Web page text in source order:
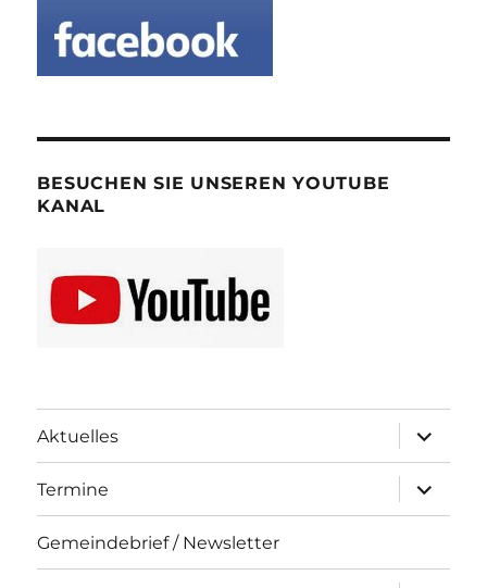
BESUCHEN SIE UNSEREN YOUTUBE
KANAL
Aktuelles
öffnen
Termine
öffnen
Gemeindebrief / Newsletter